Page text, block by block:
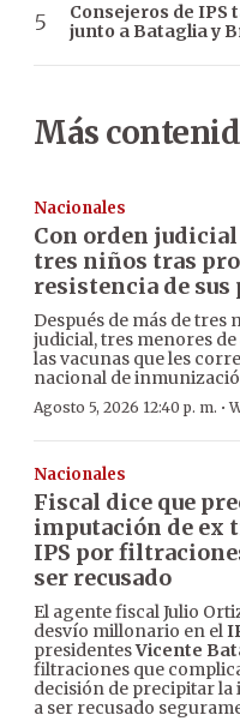
Consejeros de
junto a Bataglia y
Más
Nacionales
Con orden judicial
tres niños tras
resistencia de sus
Después de más de tres
judicial, tres menores
las vacunas que les
nacional de
Agosto 5, 2026 12:40 p. m. ·
Nacionales
Fiscal dice que
imputación de ex
IPS por
ser recusado
El agente fiscal Julio
desvío millonario en el
presidentesVicente
filtraciones que
decisión de precipitar la
a ser recusado